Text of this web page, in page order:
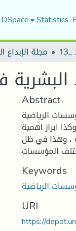
Statistics
مجلة الإبداع
Abstract
الرياضية
ابراز اهمية
، وهذا في ظل
المؤسسات
Keywords
الرياضية
URI
https://